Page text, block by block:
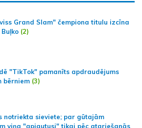
Grand Slam" čempiona titulu izcīna
(2)
"TikTok" pamanīts apdraudējums
bērniem (3)
notriekta sieviete; par gūtajām
viņa "apjautusi" tikai pēc atgriešanās